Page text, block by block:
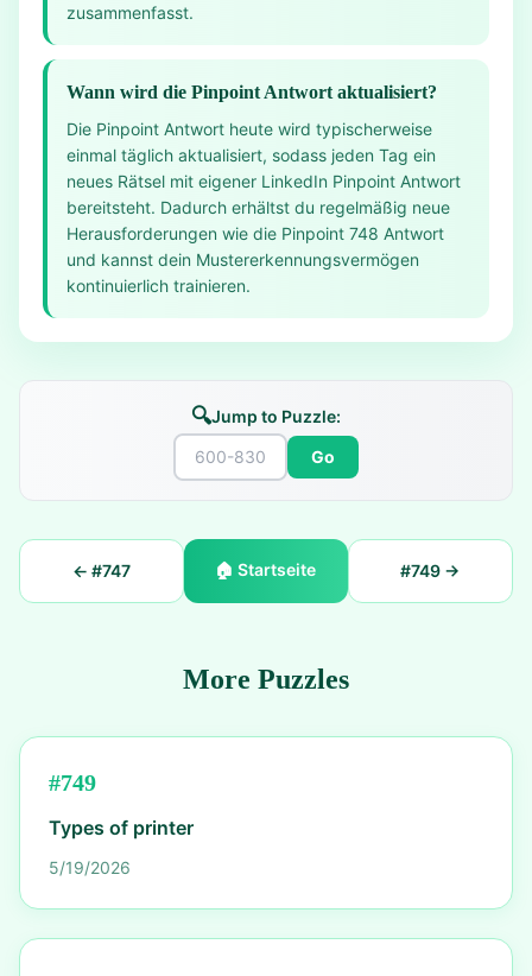
zusammenfasst.
Wann wird die Pinpoint Antwort aktualisiert?
Die Pinpoint Antwort heute wird typischerweise
einmal täglich aktualisiert, sodass jeden Tag ein
neues Rätsel mit eigener LinkedIn Pinpoint Antwort
bereitsteht. Dadurch erhältst du regelmäßig neue
Herausforderungen wie die Pinpoint 748 Antwort
und kannst dein Mustererkennungsvermögen
kontinuierlich trainieren.
🔍Jump to Puzzle:
Go
← #747 🏠Startseite #749 →
More Puzzles
#749
Types of printer
5/19/2026